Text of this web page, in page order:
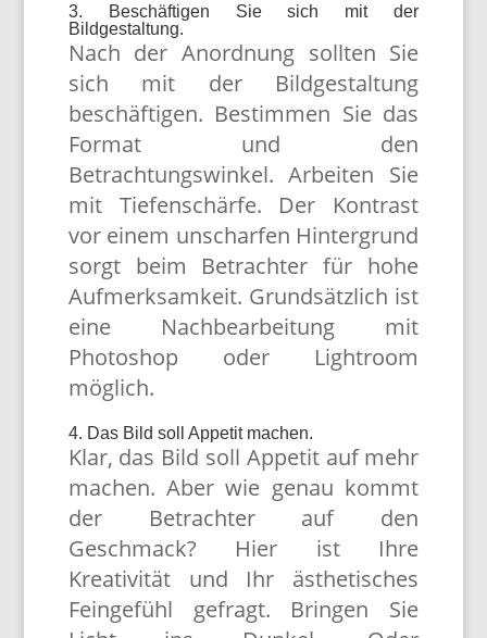
3. Beschäftigen Sie sich mit der
Bildgestaltung.
Nach der Anordnung sollten Sie
sich mit der Bildgestaltung
beschäftigen. Bestimmen Sie das
Format und den
Betrachtungswinkel. Arbeiten Sie
mit Tiefenschärfe. Der Kontrast
vor einem unscharfen Hintergrund
sorgt beim Betrachter für hohe
Aufmerksamkeit. Grundsätzlich ist
eine Nachbearbeitung mit
Photoshop oder Lightroom
möglich.
4. Das Bild soll Appetit machen.
Klar, das Bild soll Appetit auf mehr
machen. Aber wie genau kommt
der Betrachter auf den
Geschmack? Hier ist Ihre
Kreativität und Ihr ästhetisches
Feingefühl gefragt. Bringen Sie